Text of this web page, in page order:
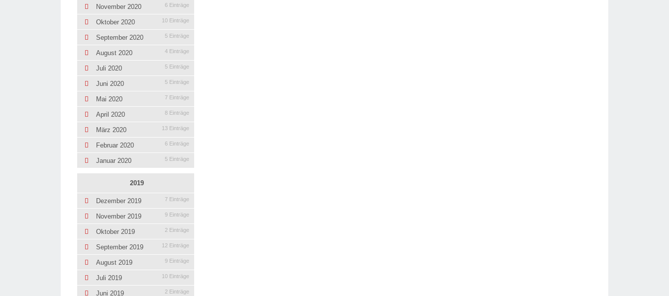
November 2020 6 Einträge
Oktober 2020 10 Einträge
September 2020 5 Einträge
August 2020 4 Einträge
Juli 2020 5 Einträge
Juni 2020 5 Einträge
Mai 2020 7 Einträge
April 2020 8 Einträge
März 2020 13 Einträge
Februar 2020 6 Einträge
Januar 2020 5 Einträge
2019
Dezember 2019 7 Einträge
November 2019 9 Einträge
Oktober 2019 2 Einträge
September 2019 12 Einträge
August 2019 9 Einträge
Juli 2019 10 Einträge
Juni 2019 2 Einträge